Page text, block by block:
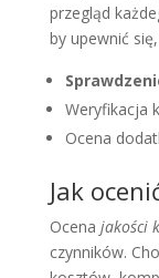
przegląd
by upewnić
Weryfikacja
Ocena
Jak
Ocena jakości
czynników.